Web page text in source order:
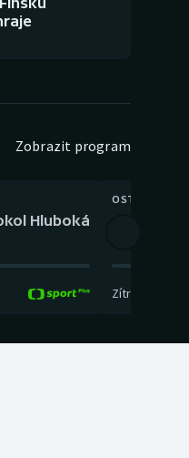
Zobrazit program
Hluboká
OSTATNÍ
Zítra